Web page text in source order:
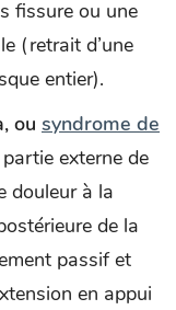
fissure ou une
(retrait d’une
entier).
ou syndrome de
externe de
douleur à la
de la
passif et
en appui